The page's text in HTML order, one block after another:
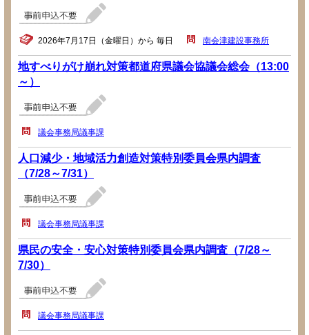
2026年7月17日（金曜日）から 毎日 南会津建設事務所
地すべりがけ崩れ対策都道府県議会協議会総会（13:00
～）
議会事務局議事課
人口減少・地域活力創造対策特別委員会県内調査
（7/28～7/31）
議会事務局議事課
県民の安全・安心対策特別委員会県内調査（7/28～
7/30）
議会事務局議事課